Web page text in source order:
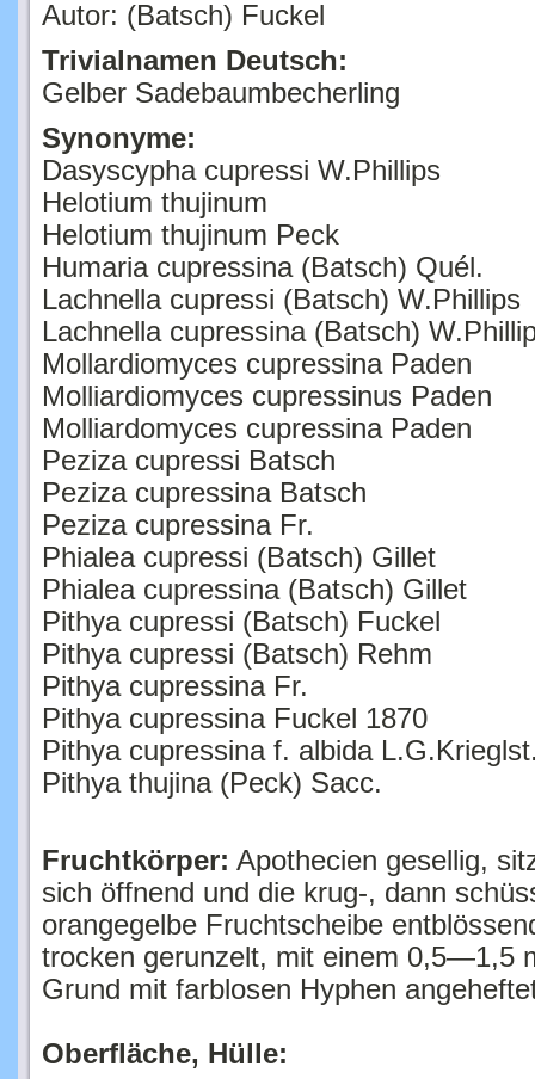
Trivialnamen Deutsch:
Gelber Sadebaumbecherling
Dasyscypha cupressi W.Phillips
Helotium thujinum
Helotium thujinum Peck
Humaria cupressina (Batsch) Quél.
Lachnella cupressi (Batsch) W.Phillips
Lachnella cupressina (Batsch)
Mollardiomyces cupressina Paden
Molliardiomyces cupressinus Paden
Molliardomyces cupressina Paden
Peziza cupressi Batsch
Peziza cupressina Batsch
Peziza cupressina Fr.
Phialea cupressi (Batsch) Gillet
Phialea cupressina (Batsch) Gillet
Pithya cupressi (Batsch) Fuckel
Pithya cupressi (Batsch) Rehm
Pithya cupressina Fr.
Pithya cupressina Fuckel 1870
Pithya cupressina f. albida
Pithya thujina (Peck) Sacc.
sich öffnend und die krug-, dann
orangegelbe Fruchtscheibe
trocken gerunzelt, mit einem 0,5—1,5
Grund mit farblosen Hyphen